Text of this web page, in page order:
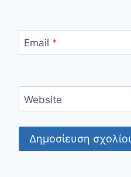
Email *
Website